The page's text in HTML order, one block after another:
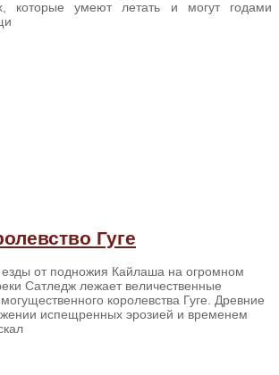
которые умеют летать и могут годами
Гуге
от подножия Кайлаша на огромном
Сатледж лежает величественные
королевства Гуге. Древние
испещренных эрозией и временем